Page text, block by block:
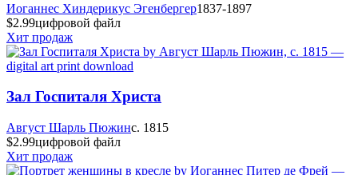
Иоганнес Хиндерикус Эгенбергер1837-1897
$2.99цифровой файл
Хит продаж
Зал Госпиталя Христа
Август Шарль Пюжинc. 1815
$2.99цифровой файл
Хит продаж